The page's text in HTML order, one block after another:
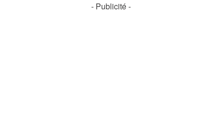
- Publicité -